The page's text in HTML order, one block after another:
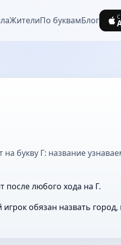
ЖителиПо буквамБлог
на букву Г: название
после любого хода на Г.
обязан назвать